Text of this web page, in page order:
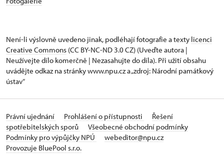
Není-li výslovně uvedeno jinak, podléhají fotografie a texty licenci
Creative Commons (CC BY-NC-ND 3.0 CZ) (Uveďte autora |
Neužívejte dílo komerčně | Nezasahujte do díla). Při užití obsahu
uvádějte odkaz na stránky www.npu.cz a „zdroj: Národní památkový
ústav“
Právní ujednání Prohlášení o přístupnosti
Řešení
spotřebitelských sporů
Všeobecné obchodní podmínky
Podmínky pro výpůjčky NPÚ
webeditor@npu.cz
Provozuje BluePool s.r.o.